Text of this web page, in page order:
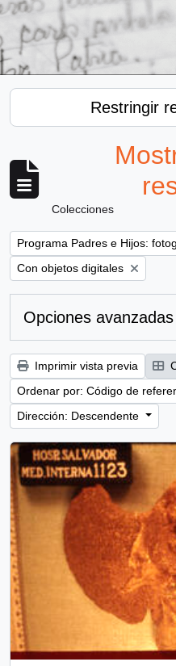
Restringir
Colecciones
Remove filter:
Programa Padres e Hijos:
Remove filter:
Con objetos digitales
Opciones
Imprimir vista previa
Ordenar por: Código de
Dirección: Descendente